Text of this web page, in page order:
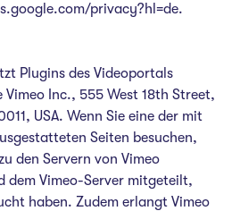
privacy?hl=de.
Plugins des Videoportals
Inc., 555 West 18th Street,
USA. Wenn Sie eine der mit
Seiten besuchen,
den Servern von Vimeo
dem Vimeo-Server mitgeteilt,
haben. Zudem erlangt Vimeo